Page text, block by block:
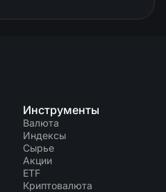
Инструменты
Валюта
Индексы
Сырье
Акции
ETF
Криптовалюта